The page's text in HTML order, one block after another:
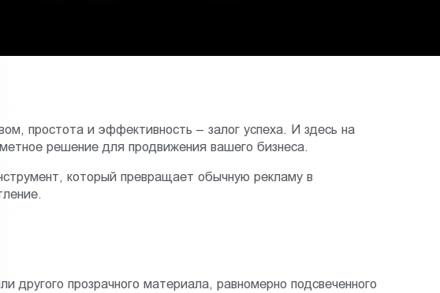
простота и эффективность – залог успеха. И здесь на
решение для продвижения вашего бизнеса.
который превращает обычную рекламу в
другого прозрачного материала, равномерно подсвеченного